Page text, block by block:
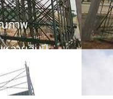
ภาพ
ลายสิบปี